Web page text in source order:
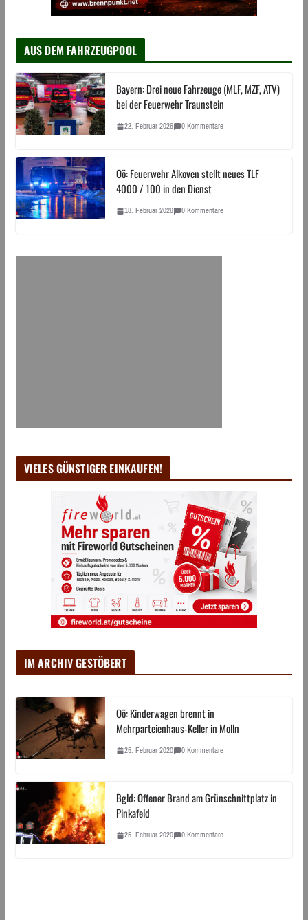
AUS DEM FAHRZEUGPOOL
Bayern: Drei neue Fahrzeuge (MLF, MZF, ATV)
bei der Feuerwehr Traunstein
22. Februar 2026 0 Kommentare
Oö: Feuerwehr Alkoven stellt neues TLF
4000 / 100 in den Dienst
18. Februar 2026 0 Kommentare
VIELES GÜNSTIGER EINKAUFEN!
IM ARCHIV GESTÖBERT
Oö: Kinderwagen brennt in
Mehrparteienhaus-Keller in Molln
25. Februar 2020 0 Kommentare
Bgld: Offener Brand am Grünschnittplatz in
Pinkafeld
25. Februar 2020 0 Kommentare